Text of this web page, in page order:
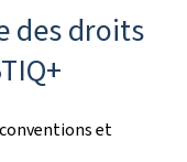
des droits
et